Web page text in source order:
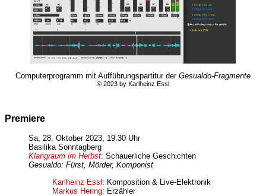
Computerprogramm mit Aufführungspartitur der Gesualdo-Fragmente
© 2023 by Karlheinz Essl
Premiere
Sa, 28. Oktober 2023, 19:30 Uhr
Basilika Sonntagberg
Klangraum im Herbst: Schauerliche Geschichten
Gesualdo: Fürst, Mörder, Komponist
Karlheinz Essl: Komposition & Live-Elektronik
Markus Hering: Erzähler